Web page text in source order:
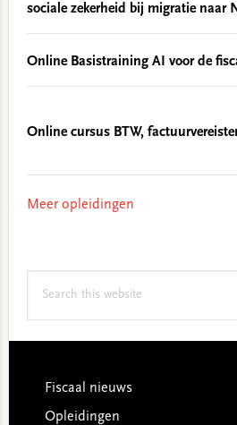
sociale zekerheid bij migratie naar
Online Basistraining AI voor de
Online cursus BTW,
Meer opleidingen
Footer
Fiscaal nieuws
Opleidingen